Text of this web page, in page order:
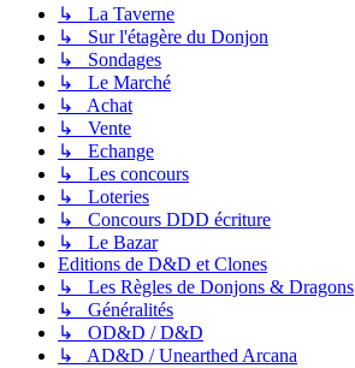
↳ La Taverne
↳ Sur l'étagère du Donjon
↳ Sondages
↳ Le Marché
↳ Achat
↳ Vente
↳ Echange
↳ Les concours
↳ Loteries
↳ Concours DDD écriture
↳ Le Bazar
Editions de D&D et Clones
↳ Les Règles de Donjons & Dragons
↳ Généralités
↳ OD&D / D&D
↳ AD&D / Unearthed Arcana